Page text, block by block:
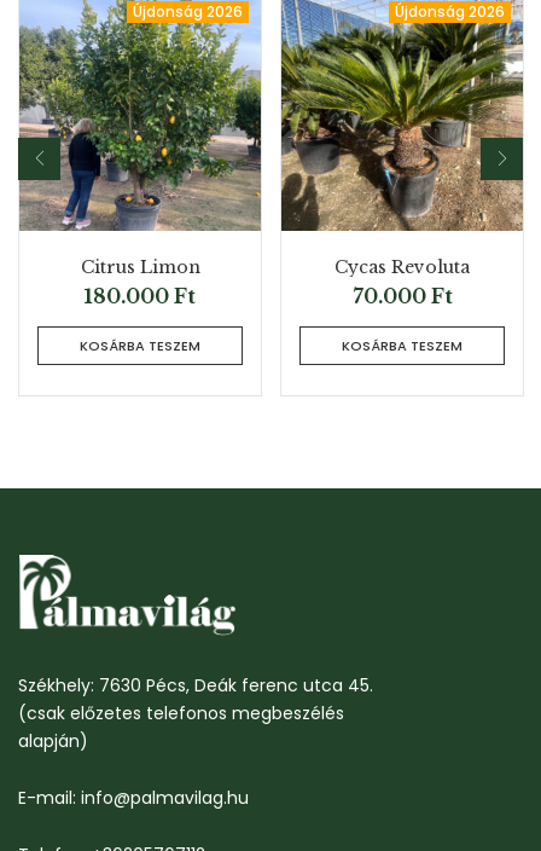
Újdonság 2026
Citrus Limon
180.000 Ft
KOSÁRBA TESZEM
Újdonság 2026
Cycas Revoluta
70.000 Ft
KOSÁRBA TESZEM
Székhely: 7630 Pécs, Deák ferenc utca 45.
(csak előzetes telefonos megbeszélés
alapján)
E-mail: info@palmavilag.hu